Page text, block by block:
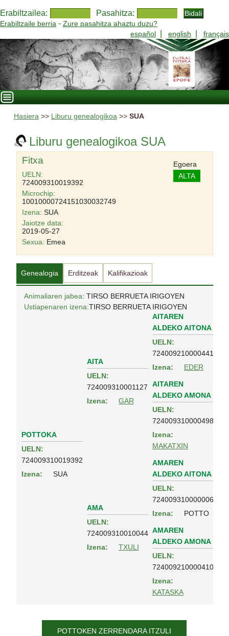
Erabiltzailea: Pasahitza:
Erabiltzaile berria - Zure pasahitza ahaztu duzu?
español
english français
Hasiera>> Liburu genealogikoa>> SUA
Liburu genealogikoa SUA
Fitxa
UELN:
724009310019392
Microchip:
10010000724151030032749
Izena: SUA
Jaiotze data:
2019-05-27
Sexua: Emea
Egoera
ALTA
Genealogia Erditzeak Kalifikazioak
Animaliaren jabea: TIRSO BERRUETA IRIGOYEN
Ustiapenaren izena:TIRSO BERRUETA IRIGOYEN
POTTOKA
UELN:
724009310019392
Izena:
SUA
AITA
UELN:
724009310001127
Izena:
GAR
AITAREN
ALDEKO AITONA
UELN:
724009210000441
Izena:
EDER
AITAREN
ALDEKO AMONA
UELN:
724009310000498
Izena:
MAKATXIN
AMA
UELN:
724009310010044
Izena:
TXULI
AMAREN
ALDEKO AITONA
UELN:
724009310000006
Izena:
POTTO
AMAREN
ALDEKO AMONA
UELN:
724009210000410
Izena:
KATASKA
POTTOKEN ZERRENDARA ITZULI